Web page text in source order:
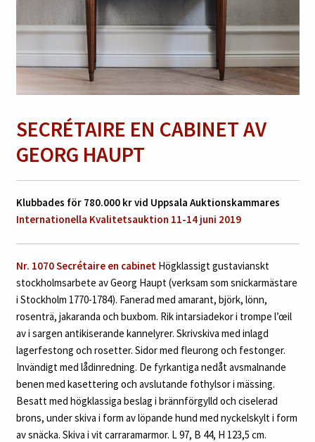
SECRÉTAIRE EN CABINETAV
GEORG HAUPT
Klubbades för 780.000 kr vid Uppsala Auktionskammares
Internationella Kvalitetsauktion 11-14 juni 2019
Nr. 1070 Secrétaire en cabinetHögklassigt gustavianskt
stockholmsarbete av Georg Haupt (verksam som snickarmästare
i Stockholm 1770-1784). Fanerad med amarant, björk, lönn,
rosenträ, jakaranda och buxbom. Rik intarsiadekor i trompe l’œil
av i sargen antikiserande kannelyrer. Skrivskiva med inlagd
lagerfestong och rosetter. Sidor med fleurong och festonger.
Invändigt med lådinredning. De fyrkantiga nedåt avsmalnande
benen med kasettering och avslutande fothylsor i mässing.
Besatt med högklassiga beslag i brännförgylld och ciselerad
brons, under skiva i form av löpande hund med nyckelskylt i form
av snäcka. Skiva i vit carraramarmor. L 97, B 44, H 123,5 cm.